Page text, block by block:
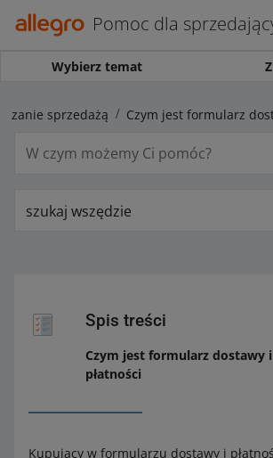
Pomoc dla
Wybierz temat
sprzedażą
szukaj wszędzie
Spis treści
Czym jest formularz dostawy i
płatności
Kupujący w formularzu dostawy i